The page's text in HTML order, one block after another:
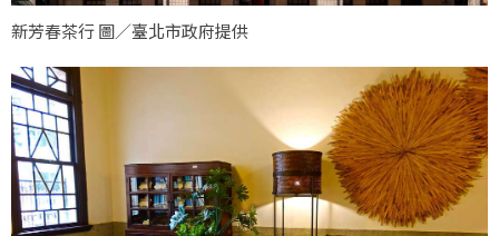
新芳春茶行 圖／臺北市政府提供